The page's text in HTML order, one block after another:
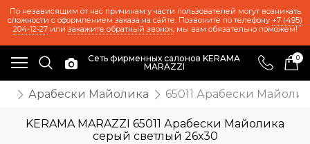
По независящим от нас причинам у части пользователей могут возникать
сложности с оформлением заказа на сайте. Позвоните по телефону +7 (495)
204-12-27или закажите обратный звонок, мы вам обязательно поможем!
Сеть фирменных салонов KERAMA
MARAZZI
0
Арабески Майолика 65011 Арабески
KERAMA MARAZZI 65011 Арабески Майолика
серый светлый 26х30